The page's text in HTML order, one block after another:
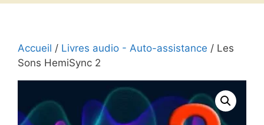
Accueil / Livres audio - Auto-assistance / Les
Sons HemiSync 2